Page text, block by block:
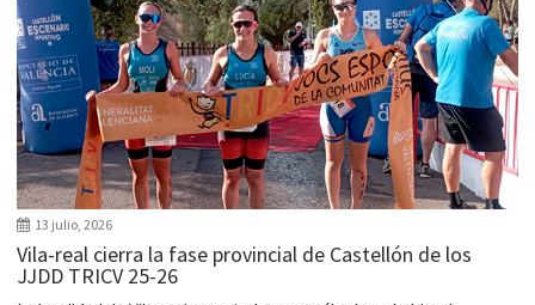
13 julio, 2026
Vila-real cierra la fase provincial de Castellón de los
JJDD TRICV 25-26